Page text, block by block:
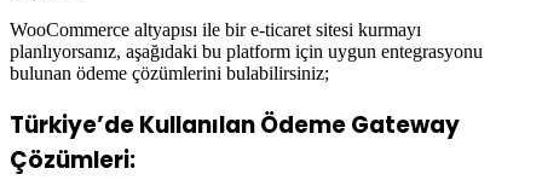
WooCommerce altyapısı ile bir e-ticaret sitesi kurmayı
planlıyorsanız, aşağıdaki bu platform için uygun entegrasyonu
bulunan ödeme çözümlerini bulabilirsiniz;
Türkiye’de Kullanılan Ödeme Gateway
Çözümleri: